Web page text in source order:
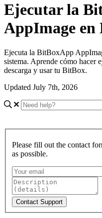
Ejecutar la
AppImage
Ejecuta la BitBoxApp
sistema. Aprende cómo hacer
descarga y usar tu BitBox.
Updated July 7th, 2026
Please fill out the contact
as possible.
Contact Support